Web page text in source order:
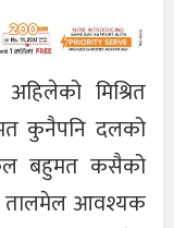
मिश्रित
कुनैपनि दलको
बहुमत कसैको
तालमेल आवश्यक